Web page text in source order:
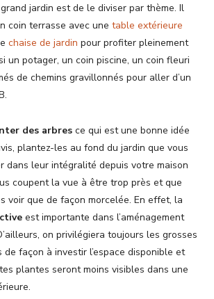
jardin est de le diviser par thème. Il
coin terrasse avec une table extérieure
chaise de jardin pour profiter pleinement
un potager, un coin piscine, un coin fleuri
de chemins gravillonnés pour aller d’un
des arbres ce qui est une bonne idée
plantez-les au fond du jardin que vous
dans leur intégralité depuis votre maison
coupent la vue à être trop près et que
voir que de façon morcelée. En effet, la
est importante dans l’aménagement
on privilégiera toujours les grosses
façon à investir l’espace disponible et
plantes seront moins visibles dans une